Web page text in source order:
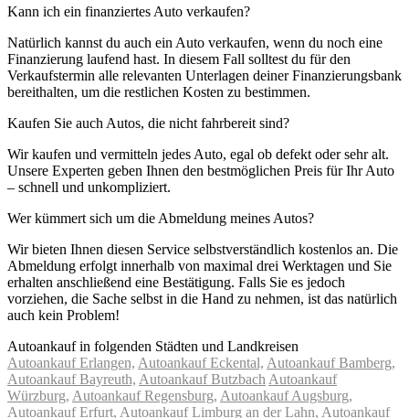
Kann ich ein finanziertes Auto verkaufen?
Natürlich kannst du auch ein Auto verkaufen, wenn du noch eine
Finanzierung laufend hast. In diesem Fall solltest du für den
Verkaufstermin alle relevanten Unterlagen deiner Finanzierungsbank
bereithalten, um die restlichen Kosten zu bestimmen.
Kaufen Sie auch Autos, die nicht fahrbereit sind?
Wir kaufen und vermitteln jedes Auto, egal ob defekt oder sehr alt.
Unsere Experten geben Ihnen den bestmöglichen Preis für Ihr Auto
– schnell und unkompliziert.
Wer kümmert sich um die Abmeldung meines Autos?
Wir bieten Ihnen diesen Service selbstverständlich kostenlos an. Die
Abmeldung erfolgt innerhalb von maximal drei Werktagen und Sie
erhalten anschließend eine Bestätigung. Falls Sie es jedoch
vorziehen, die Sache selbst in die Hand zu nehmen, ist das natürlich
auch kein Problem!
Autoankauf in folgenden Städten und Landkreisen
Autoankauf Erlangen, Autoankauf Eckental, Autoankauf Bamberg,
Autoankauf Bayreuth, Autoankauf Butzbach Autoankauf
Würzburg, Autoankauf Regensburg, Autoankauf Augsburg,
Autoankauf Erfurt, Autoankauf Limburg an der Lahn, Autoankauf